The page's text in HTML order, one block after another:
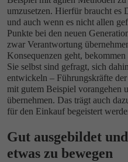
umzusetzen. Hierfür braucht es
und auch wenn es nicht allen
Punkte bei den neuen
zwar Verantwortung
Konsequenzen geht,
Sie selbst sind gefragt, sich
entwickeln – Führungskräfte
mit gutem Beispiel vorangehen
übernehmen. Das trägt auch
für den Einkauf begeistert
Gut ausgebildet
etwas zu bewegen